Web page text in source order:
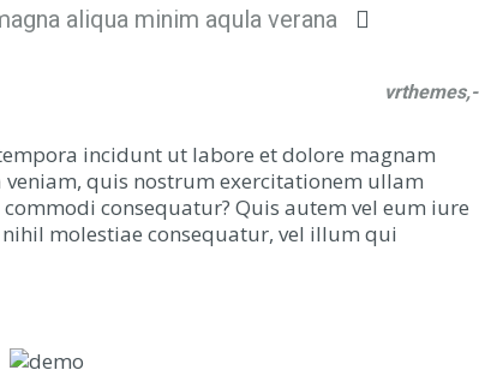
aliqua minim aqula verana
vrthemes,-
incidunt ut labore et dolore magnam
quis nostrum exercitationem ullam
consequatur? Quis autem vel eum iure
molestiae consequatur, vel illum qui